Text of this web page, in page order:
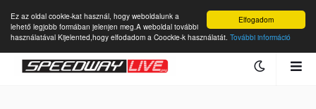
Elfogadom
Ez az oldal cookie-kat használ, hogy weboldalunk a
lehető legjobb formában jelenjen meg.A weboldal további
használatával Kijelented,hogy elfodadom a Coockie-k használatát. További információ